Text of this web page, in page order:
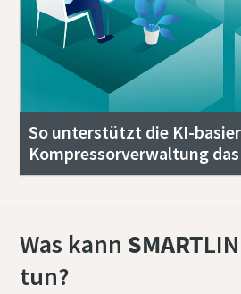
So unterstützt die KI-
Kompressorverwaltung
Was kann SMART
tun?